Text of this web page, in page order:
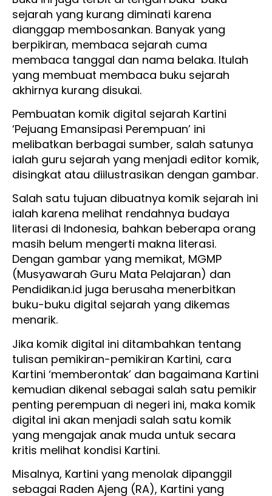
sejarah yang kurang diminati karena
dianggap membosankan. Banyak yang
berpikiran, membaca sejarah cuma
membaca tanggal dan nama belaka. Itulah
yang membuat membaca buku sejarah
akhirnya kurang disukai.
Pembuatan komik digital sejarah Kartini
‘Pejuang Emansipasi Perempuan’ ini
melibatkan berbagai sumber, salah satunya
ialah guru sejarah yang menjadi editor komik,
disingkat atau diilustrasikan dengan gambar.
Salah satu tujuan dibuatnya komik sejarah ini
ialah karena melihat rendahnya budaya
literasi di Indonesia, bahkan beberapa orang
masih belum mengerti makna literasi.
Dengan gambar yang memikat, MGMP
(Musyawarah Guru Mata Pelajaran) dan
Pendidikan.id juga berusaha menerbitkan
buku-buku digital sejarah yang dikemas
menarik.
Jika komik digital ini ditambahkan tentang
tulisan pemikiran-pemikiran Kartini, cara
Kartini ‘memberontak’ dan bagaimana Kartini
kemudian dikenal sebagai salah satu pemikir
penting perempuan di negeri ini, maka komik
digital ini akan menjadi salah satu komik
yang mengajak anak muda untuk secara
kritis melihat kondisi Kartini.
Misalnya, Kartini yang menolak dipanggil
sebagai Raden Ajeng (RA), Kartini yang